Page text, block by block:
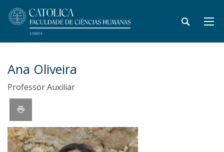
Ana Oliveira
Professor Auxiliar